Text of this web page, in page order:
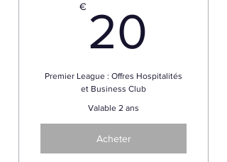
€ 20
Premier League : Offres Hospitalités
et Business Club
Valable 2 ans
Acheter